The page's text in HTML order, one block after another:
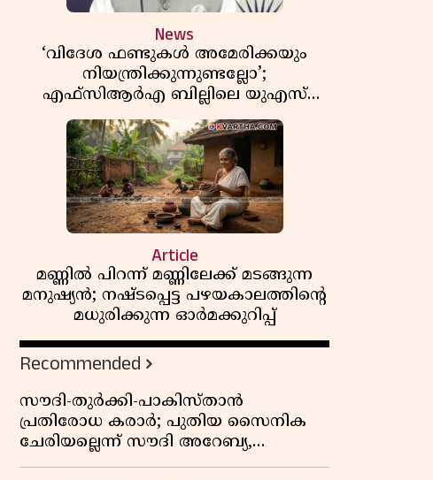
News
‘വിദേശ ഫണ്ടുകൾ അമേരിക്കയും
നിയന്ത്രിക്കുന്നുണ്ടല്ലോ’;
എഫ്സിആർഎ ബില്ലിലെ യുഎസ്
വിമർശനങ്ങൾക്ക് മറുപടിയുമായി ഇന്ത്യ
Article
മണ്ണിൽ പിറന്ന് മണ്ണിലേക്ക് മടങ്ങുന്ന
മനുഷ്യൻ; നഷ്ടപ്പെട്ട പഴയകാലത്തിൻ്റെ
മധുരിക്കുന്ന ഓർമക്കുറിപ്പ്
Recommended
സൗദി-തുർക്കി-പാകിസ്താൻ
പ്രതിരോധ കരാർ; പുതിയ സൈനിക
ചേരിയല്ലെന്ന് സൗദി അറേബ്യ,
വിമർശനവുമായി ഇറാൻ